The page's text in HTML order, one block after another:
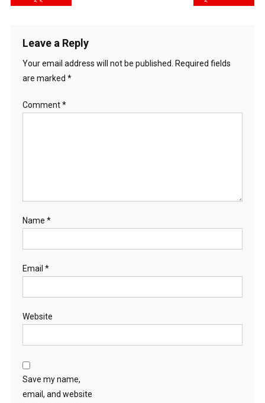
Leave a Reply
Your email address will not be published.
Required fields
are marked *
Comment*
Name *
Email *
Website
Save my name,
email, and website